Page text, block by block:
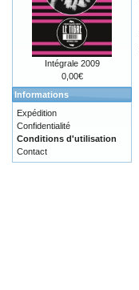
Intégrale 2009
0,00€
Informations
Expédition
Confidentialité
Conditions d'utilisation
Contact